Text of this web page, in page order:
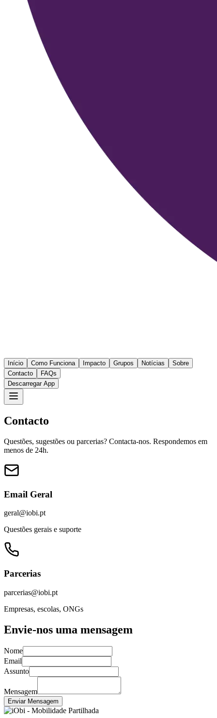
Início Como Funciona Impacto Grupos Notícias
Sobre
Contacto
FAQs
Descarregar App
Contacto
Questões, sugestões ou parcerias? Contacta-nos. Respondemos em
menos de 24h.
Email Geral
geral@iobi.pt
Questões gerais e suporte
Parcerias
parcerias@iobi.pt
Empresas, escolas, ONGs
Envie-nos uma mensagem
Nome
Email
Assunto
Mensagem
Enviar Mensagem